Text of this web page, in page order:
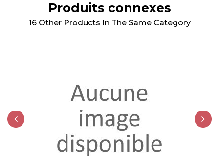
Produits connexes
16 Other Products In The Same Category